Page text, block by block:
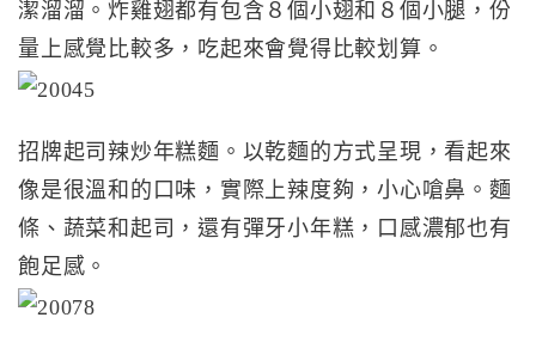
潔溜溜。炸雞翅都有包含８個小翅和８個小腿，份
量上感覺比較多，吃起來會覺得比較划算。
招牌起司辣炒年糕麵。以乾麵的方式呈現，看起來
像是很溫和的口味，實際上辣度夠，小心嗆鼻。麵
條、蔬菜和起司，還有彈牙小年糕，口感濃郁也有
飽足感。